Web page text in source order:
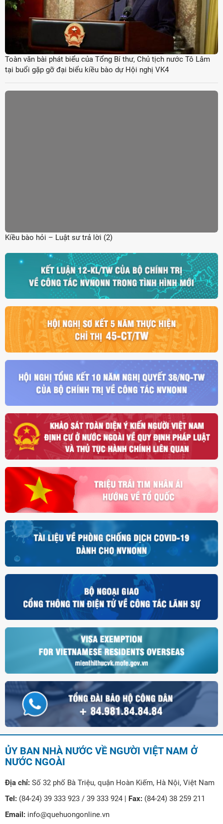
Toàn văn bài phát biểu của Tổng Bí thư, Chủ tịch nước Tô Lâm
tại buổi gặp gỡ đại biểu kiều bào dự Hội nghị VK4
Kiều bào hỏi – Luật sư trả lời (2)
ỦY BAN NHÀ NƯỚC VỀ NGƯỜI VIỆT NAM Ở
NƯỚC NGOÀI
Địa chỉ: Số 32 phố Bà Triệu, quận Hoàn Kiếm, Hà Nội, Việt Nam
Tel: (84-24) 39 333 923 / 39 333 924 | Fax: (84-24) 38 259 211
Email: info@quehuongonline.vn